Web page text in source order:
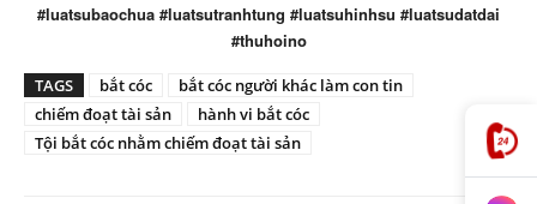
#luatsubaochua #luatsutranhtung #luatsuhinhsu #luatsudatdai
#thuhoino
TAGS bắt cóc
bắt cóc người khác làm con tin
chiếm đoạt tài sản
hành vi bắt cóc
Tội bắt cóc nhằm chiếm đoạt tài sản